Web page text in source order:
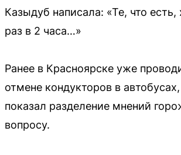
Казыдуб написала: «Те, что
раз в 2 часа…»
Ранее в Красноярске уже
отмене кондукторов в
показал разделение мнений
вопросу.